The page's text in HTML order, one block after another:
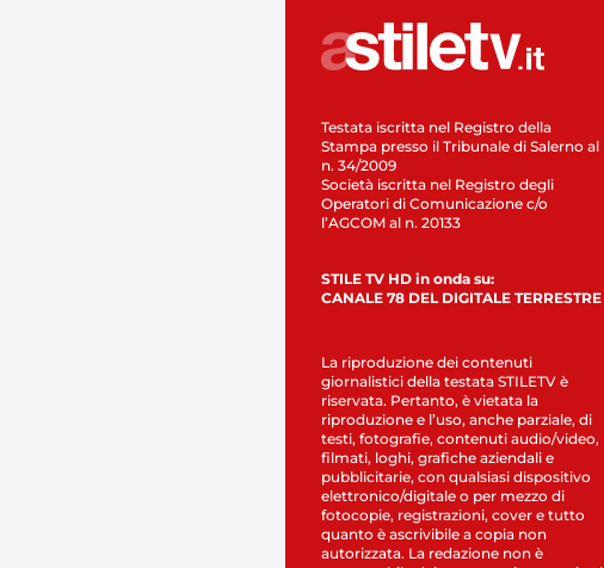
Testata iscritta nel Registro della
Stampa presso il Tribunale di Salerno al
n. 34/2009
Società iscritta nel Registro degli
Operatori di Comunicazione c/o
l’AGCOM al n. 20133
STILE TV HD in onda su:
CANALE 78 DEL DIGITALE TERRESTRE
La riproduzione dei contenuti
giornalistici della testata STILETV è
riservata. Pertanto, è vietata la
riproduzione e l’uso, anche parziale, di
testi, fotografie, contenuti audio/video,
filmati, loghi, grafiche aziendali e
pubblicitarie, con qualsiasi dispositivo
elettronico/digitale o per mezzo di
fotocopie, registrazioni, cover e tutto
quanto è ascrivibile a copia non
autorizzata. La redazione non è